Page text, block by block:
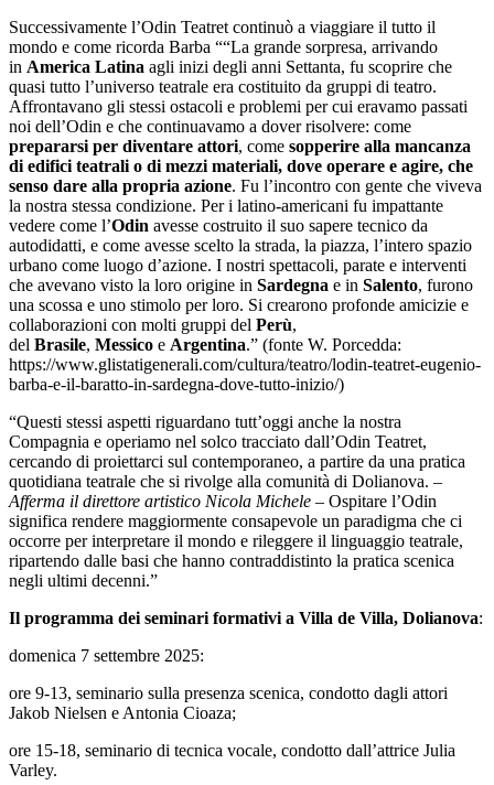
Successivamente l’Odin Teatret continuò a viaggiare il tutto il
mondo e come ricorda Barba ““La grande sorpresa, arrivando
in America Latina agli inizi degli anni Settanta, fu scoprire che
quasi tutto l’universo teatrale era costituito da gruppi di teatro.
Affrontavano gli stessi ostacoli e problemi per cui eravamo passati
noi dell’Odin e che continuavamo a dover risolvere: come
prepararsi per diventare attori, come sopperire alla mancanza
di edifici teatrali o di mezzi materiali, dove operare e agire, che
senso dare alla propria azione. Fu l’incontro con gente che viveva
la nostra stessa condizione. Per i latino-americani fu impattante
vedere come l’Odin avesse costruito il suo sapere tecnico da
autodidatti, e come avesse scelto la strada, la piazza, l’intero spazio
urbano come luogo d’azione. I nostri spettacoli, parate e interventi
che avevano visto la loro origine in Sardegna e in Salento, furono
una scossa e uno stimolo per loro. Si crearono profonde amicizie e
collaborazioni con molti gruppi del Perù,
del Brasile, Messico e Argentina.” (fonte W. Porcedda:
https://www.glistatigenerali.com/cultura/teatro/lodin-teatret-eugenio-
barba-e-il-baratto-in-sardegna-dove-tutto-inizio/)
“Questi stessi aspetti riguardano tutt’oggi anche la nostra
Compagnia e operiamo nel solco tracciato dall’Odin Teatret,
cercando di proiettarci sul contemporaneo, a partire da una pratica
quotidiana teatrale che si rivolge alla comunità di Dolianova. –
Afferma il direttore artistico Nicola Michele – Ospitare l’Odin
significa rendere maggiormente consapevole un paradigma che ci
occorre per interpretare il mondo e rileggere il linguaggio teatrale,
ripartendo dalle basi che hanno contraddistinto la pratica scenica
negli ultimi decenni.”
Il programma dei seminari formativi a Villa de Villa, Dolianova:
domenica 7 settembre 2025:
ore 9-13, seminario sulla presenza scenica, condotto dagli attori
Jakob Nielsen e Antonia Cioaza;
ore 15-18, seminario di tecnica vocale, condotto dall’attrice Julia
Varley.